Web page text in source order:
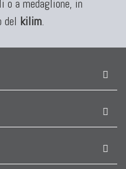
a medaglione, in
del kilim.